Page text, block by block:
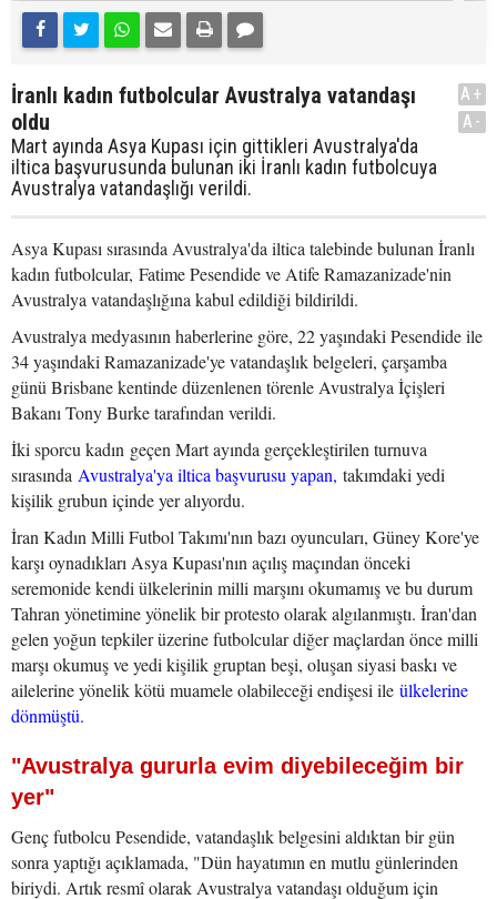
İranlı kadın futbolcular Avustralya vatandaşı
oldu
Mart ayında Asya Kupası için gittikleri Avustralya'da
iltica başvurusunda bulunan iki İranlı kadın futbolcuya
Avustralya vatandaşlığı verildi.
A+
A-
Asya Kupası sırasında Avustralya'da iltica talebinde bulunan İranlı
kadın futbolcular, Fatime Pesendide ve Atife Ramazanizade'nin
Avustralya vatandaşlığına kabul edildiği bildirildi.
Avustralya medyasının haberlerine göre, 22 yaşındaki Pesendide ile
34 yaşındaki Ramazanizade'ye vatandaşlık belgeleri, çarşamba
günü Brisbane kentinde düzenlenen törenle Avustralya İçişleri
Bakanı Tony Burke tarafından verildi.
İki sporcu kadın geçen Mart ayında gerçekleştirilen turnuva
sırasında Avustralya'ya iltica başvurusu yapan, takımdaki yedi
kişilik grubun içinde yer alıyordu.
İran Kadın Milli Futbol Takımı'nın bazı oyuncuları, Güney Kore'ye
karşı oynadıkları Asya Kupası'nın açılış maçından önceki
seremonide kendi ülkelerinin milli marşını okumamış ve bu durum
Tahran yönetimine yönelik bir protesto olarak algılanmıştı. İran'dan
gelen yoğun tepkiler üzerine futbolcular diğer maçlardan önce milli
marşı okumuş ve yedi kişilik gruptan beşi, oluşan siyasi baskı ve
ailelerine yönelik kötü muamele olabileceği endişesi ile ülkelerine
dönmüştü.
"Avustralya gururla evim diyebileceğim bir
yer"
Genç futbolcu Pesendide, vatandaşlık belgesini aldıktan bir gün
sonra yaptığı açıklamada, "Dün hayatımın en mutlu günlerinden
biriydi. Artık resmî olarak Avustralya vatandaşı olduğum için